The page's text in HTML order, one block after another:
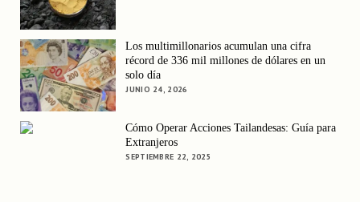
Los multimillonarios acumulan una cifra
récord de 336 mil millones de dólares en un
solo día
JUNIO 24, 2026
Cómo Operar Acciones Tailandesas: Guía para
Extranjeros
SEPTIEMBRE 22, 2025